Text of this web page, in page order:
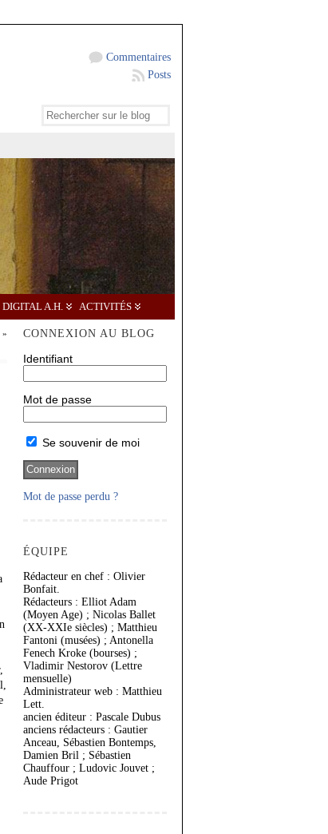
Commentaires
Posts
DIGITAL A.H. ACTIVITÉS
» CONNEXION AU BLOG
Identifiant
Mot de passe
Se souvenir de moi
Mot de passe perdu ?
ÉQUIPE
Rédacteur en chef : Olivier
Bonfait.
Rédacteurs : Elliot Adam
(Moyen Age) ; Nicolas Ballet
(XX-XXIe siècles) ; Matthieu
Fantoni (musées) ; Antonella
Fenech Kroke (bourses) ;
Vladimir Nestorov (Lettre
mensuelle)
Administrateur web : Matthieu
Lett.
ancien éditeur : Pascale Dubus
anciens rédacteurs : Gautier
Anceau, Sébastien Bontemps,
Damien Bril ; Sébastien
Chauffour ; Ludovic Jouvet ;
Aude Prigot